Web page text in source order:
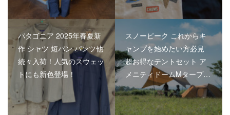
パタゴニア 2025年春夏新
作 シャツ 短パン パンツ他
続々入荷！人気のスウェッ
トにも新色登場！
スノーピーク これからキ
ャンプを始めたい方必見
超お得なテントセット ア
メニティドームMタープ…